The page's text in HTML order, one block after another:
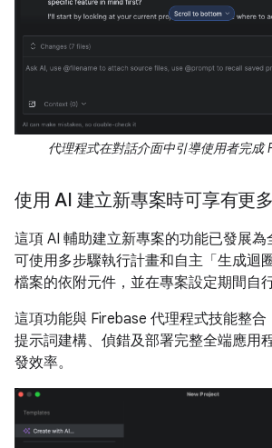
代理程式在對話介面中引導使用者完成
使用 AI 建立新專案時可享有更
這項 AI 輔助建立新專案的功能已發展為
可使用多步驟執行計畫和自主「生成迴
檔案的依附元件，並在專案設定期間自
這項功能與 Firebase 代理程式技能整合
提示詞建構、偵錯及部署完整全端應用
發效率。